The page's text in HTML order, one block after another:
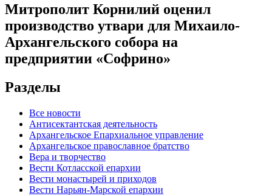
Митрополит Корнилий оценил
производство утвари для Михаило-
Архангельского собора на
предприятии «Софрино»
Разделы
Все новости
Антисектантская деятельность
Архангельское Епархиальное управление
Архангельское православное братство
Вера и творчество
Вести Котласской епархии
Вести монастырей и приходов
Вести Нарьян-Марской епархии